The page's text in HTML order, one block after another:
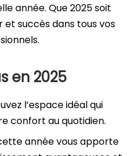
année. Que 2025 soit
succès dans tous vos
en 2025
l’espace idéal qui
confort au quotidien.
année vous apporte